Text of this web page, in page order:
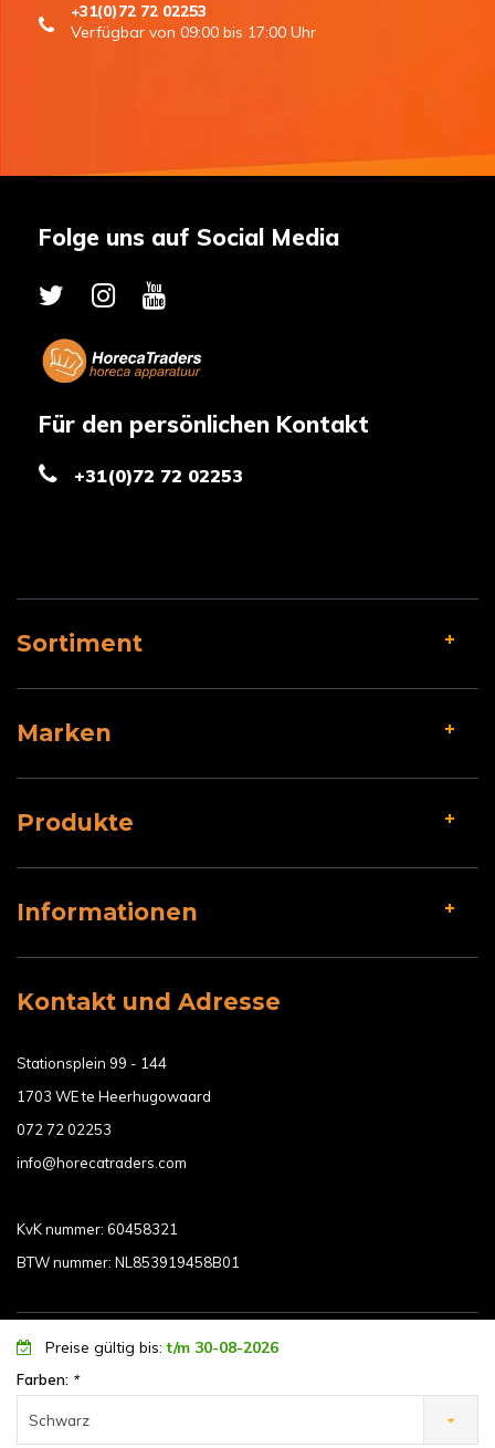
Preise gültig bis:t/m 30-08-2026
Farben: *
Schwarz
+31(0)72 72 02253
Verfügbar von 09:00 bis 17:00 Uhr
Folge uns auf Social Media
Für den persönlichen Kontakt
+31(0)72 72 02253
Sortiment
Marken
Produkte
Informationen
Kontakt und Adresse
Stationsplein 99 - 144
1703 WE te Heerhugowaard
072 72 02253
info@horecatraders.com
KvK nummer: 60458321
BTW nummer: NL853919458B01
Mein account